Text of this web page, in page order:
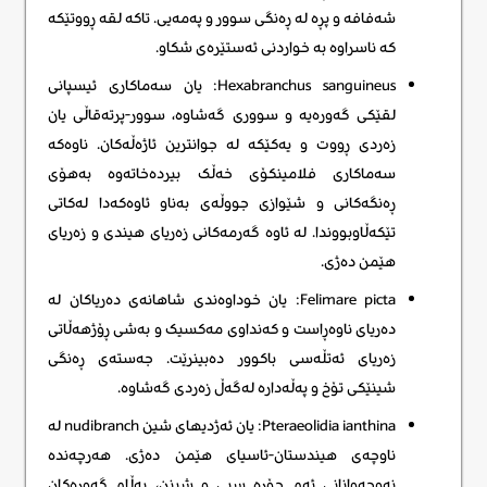
شەفافە و پڕە لە ڕەنگی سوور و پەمەیی. تاکە لقە ڕووتێکە
کە ناسراوە بە خواردنی ئەستێرەی شکاو.
Hexabranchus sanguineus: یان سەماکاری ئیسپانی
لقێکی گەورەیە و سووری گەشاوە، سوور-پرتەقاڵی یان
زەردی ڕووت و یەکێکە لە جوانترین ئاژەڵەکان. ناوەکە
سەماکاری فلامینکۆی خەڵک بیردەخاتەوە بەهۆی
ڕەنگەکانی و شێوازی جووڵەی بەناو ئاوەکەدا لەکاتی
تێکەڵاوبووندا. لە ئاوە گەرمەکانی زەریای هیندی و زەریای
هێمن دەژی.
Felimare picta: یان خوداوەندی شاهانەی دەریاکان لە
دەریای ناوەڕاست و کەنداوی مەکسیک و بەشی ڕۆژهەڵاتی
زەریای ئەتڵەسی باکوور دەبینرێت. جەستەی ڕەنگی
شینێکی تۆخ و پەڵەدارە لەگەڵ زەردی گەشاوە.
Pteraeolidia ianthina: یان ئەژدیهای شین nudibranch لە
ناوچەی هیندستان-ئاسیای هێمن دەژی. هەرچەندە